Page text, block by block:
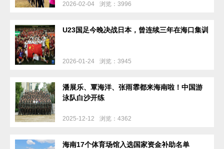
2026-02-04 浏览：3996
U23国足今晚决战日本，曾连续三年在海口集训
2026-01-24 浏览：3945
潘展乐、覃海洋、张雨霏都来海南啦！中国游
泳队白沙开练
2025-12-12 浏览：4362
海南17个体育场馆入选国家资金补助名单